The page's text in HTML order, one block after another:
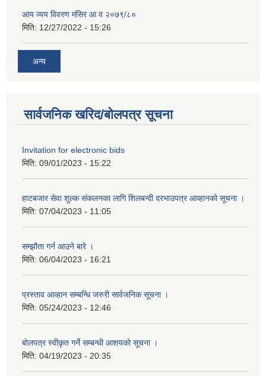
आय व्यय विवरण मंसिर आ व २०७९/८०
मिति: 12/27/2022 - 15:26
अन्य
सार्वजनिक खरिद/बोलपत्र सूचना
Invitation for electronic bids
मिति: 09/01/2023 - 15:22
हाटबजार सेवा शुल्क संकलनका लागि शिलबन्दी दरभाउपत्र आव्हानको सूचना ।
मिति: 07/04/2023 - 11:05
सम्झौता गर्न आउने बारे ।
मिति: 06/04/2023 - 16:21
प्रस्ताव आव्हान सम्बन्धि जरुरी सार्वजनिक सूचना ।
मिति: 05/24/2023 - 12:46
बोलपत्र स्वीकृत गर्ने सम्बन्धी आशयको सूचना ।
मिति: 04/19/2023 - 20:35